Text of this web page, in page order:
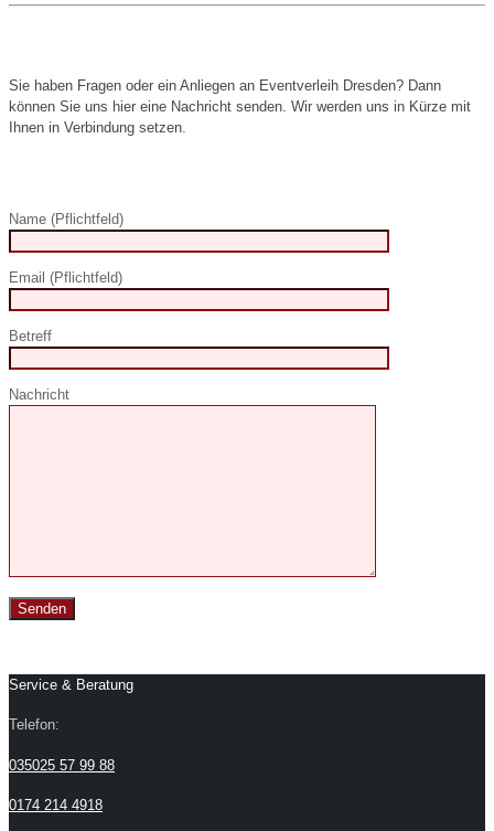
Sie haben Fragen oder ein Anliegen an Eventverleih Dresden? Dann
können Sie uns hier eine Nachricht senden. Wir werden uns in Kürze mit
Ihnen in Verbindung setzen.
Name (Pflichtfeld)
Email (Pflichtfeld)
Betreff
Nachricht
Service & Beratung
Telefon:
035025 57 99 88
0174 214 4918